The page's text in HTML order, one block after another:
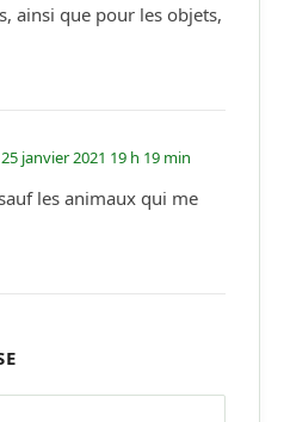
ainsi que pour les objets,
25 janvier 2021 19 h 19 min
les animaux qui me